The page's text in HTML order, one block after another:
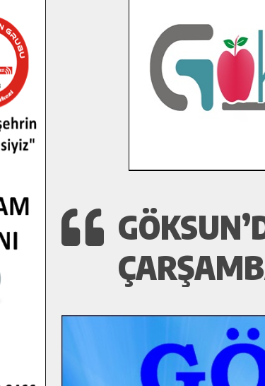
İlçe Jandarma
Bertiz’in Yeni